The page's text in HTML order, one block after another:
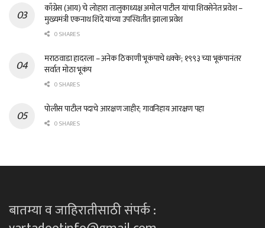
काँग्रेस (आय) चे लोहारा तालुकाध्यक्ष अमोल पाटील यांचा शिवसेनेत प्रवेश –
मुख्यमंत्री एकनाथ शिंदे यांच्या उपस्थितीत झाला प्रवेश
0 SHARES
मराठवाडा हादरला – अनेक ठिकाणी भूकंपाचे धक्के; १९९३ च्या भूकंपानंतर
सर्वात मोठा भूकंप
0 SHARES
पोलीस पाटील पदाचे आरक्षण जाहीर; गावनिहाय आरक्षण पहा
0 SHARES
बातम्या व जाहिरातीसाठी संपर्क :